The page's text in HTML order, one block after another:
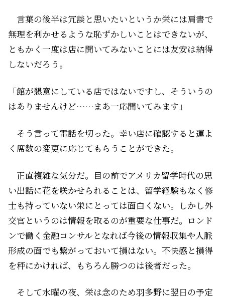
言葉の後半は冗談と思いたい――というか栄には肩書で
無理を利かせるような恥ずかしいことはできないが、
ともかく一度は店に聞いてみないことには友安は納得
しないだろう。
「館が懇意にしている店ではないですし、そういうの
はありませんけど……まあ一応聞いてみます」
そう言って電話を切った。幸い店に確認すると運よ
く席数の変更に応じてもらうことができた。
正直複雑な気分だ。目の前でアメリカ留学時代の思
い出話に花を咲かせられることは、留学経験もなく修
士も持っていない栄にとっては面白くない。しかし外
交官というのは情報を取るのが重要な仕事だ。ロンド
ンで働く金融コンサルとなれば今後の情報収集や人脈
形成の面でも繋がっておいて損はない。不快感と損得
を秤にかければ、もちろん勝つのは後者だった。
そして水曜の夜、栄は念のため羽多野に翌日の予定